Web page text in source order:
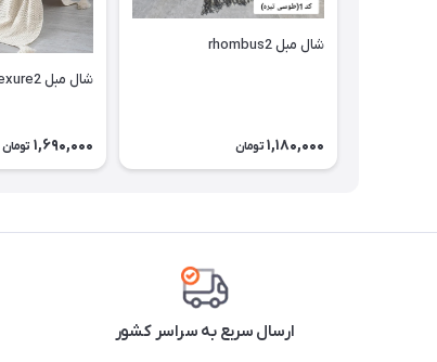
شال مبل rhombus2
1,180,000 تومان
شال مبل texure2
1,690,000 تومان
ارسال سریع به سراسر کشور